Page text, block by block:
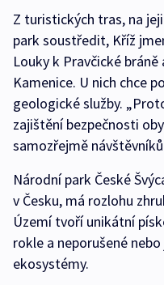
Z turistických tras, na
park soustředit, Kříž
Louky k Pravčické
Kamenice. U nich chce
geologické služby.
zajištění bezpečnosti
samozřejmě
Národní park České
v Česku, má rozlohu
Území tvoří unikátní
rokle a neporušené
ekosystémy.